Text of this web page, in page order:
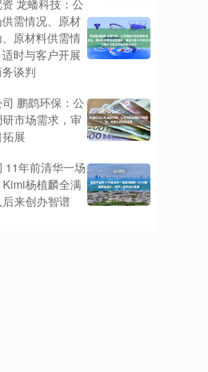
龙蟠科技：公
需情况、原材
原材料供需情
时与客户开展
谈判
鹏鹞环保：公
市场需求，审
展
11年前清华一场
杨植麟全满
来创办智谱